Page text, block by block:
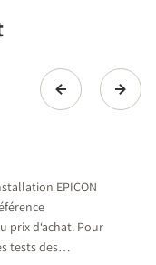
EPICON
prix d‘achat. Pour
tests des